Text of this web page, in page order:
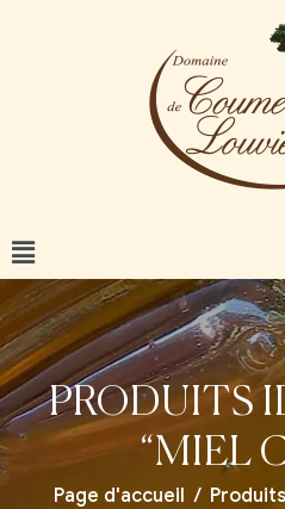
PRODUITS
“MIEL
Page d'accueil /